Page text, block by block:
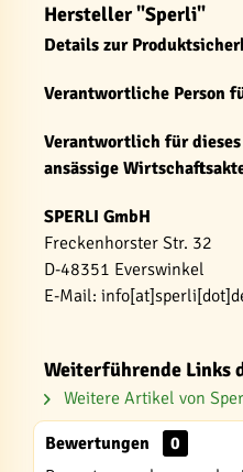
Hersteller "Sperli"
Details zur
Verantwortliche Person
Verantwortlich für
ansässige
SPERLI GmbH
Freckenhorster Str. 32
D-48351 Everswinkel
E-Mail:
Weiterführende Links
Weitere Artikel von
Bewertungen
0